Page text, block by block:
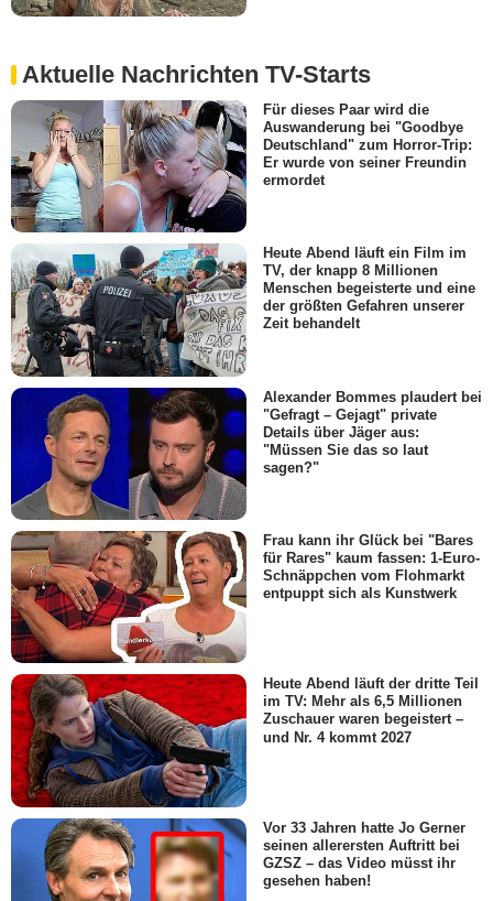
Aktuelle Nachrichten TV-Starts
Für dieses Paar wird die
Auswanderung bei "Goodbye
Deutschland" zum Horror-Trip:
Er wurde von seiner Freundin
ermordet
Heute Abend läuft ein Film im
TV, der knapp 8 Millionen
Menschen begeisterte und eine
der größten Gefahren unserer
Zeit behandelt
Alexander Bommes plaudert bei
"Gefragt – Gejagt" private
Details über Jäger aus:
"Müssen Sie das so laut
sagen?"
Frau kann ihr Glück bei "Bares
für Rares" kaum fassen: 1-Euro-
Schnäppchen vom Flohmarkt
entpuppt sich als Kunstwerk
Heute Abend läuft der dritte Teil
im TV: Mehr als 6,5 Millionen
Zuschauer waren begeistert –
und Nr. 4 kommt 2027
Vor 33 Jahren hatte Jo Gerner
seinen allerersten Auftritt bei
GZSZ – das Video müsst ihr
gesehen haben!